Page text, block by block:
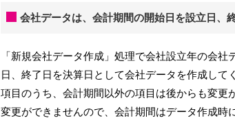
会社データは、会計期間の開始日を設立日、
「新規会社データ作成」処理で会社設立年の会
日、終了日を決算日として会社データを作成し
項目のうち、会計期間以外の項目は後からも変
変更ができませんので、会計期間はデータ作成時